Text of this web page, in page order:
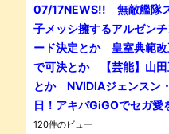
07/17NEWS!! 無敵艦隊
子メッシ擁するアルゼン
ード決定とか 皇室典範改
で可決とか 【芸能】山田
とか NVIDIAジェンスン
日！アキバGiGOでセガ愛
120件のビュー